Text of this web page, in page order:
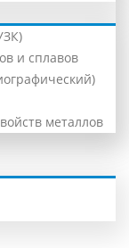
и сплавов
металлов